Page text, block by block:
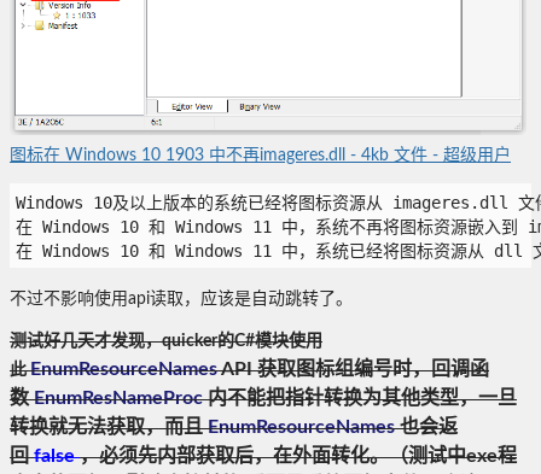
图标在 Windows 10 1903 中不再imageres.dll - 4kb 文件 - 超级用户
Windows 10及以上版本的系统已经将图标资源从 imageres.dll
在 Windows 10 和 Windows 11 中，系统不再将图标资源嵌入
在 Windows 10 和 Windows 11 中，系统已经将图标资源从 dll
不过不影响使用api读取，应该是自动跳转了。
测试好几天才发现，quicker的C#模块使用
此EnumResourceNamesAPI 获取图标组编号时，回调函
数EnumResNameProc内不能把指针转换为其他类型，一旦
转换就无法获取，而且EnumResourceNames也会返
回false，必须先内部获取后，在外面转化。（测试中exe程